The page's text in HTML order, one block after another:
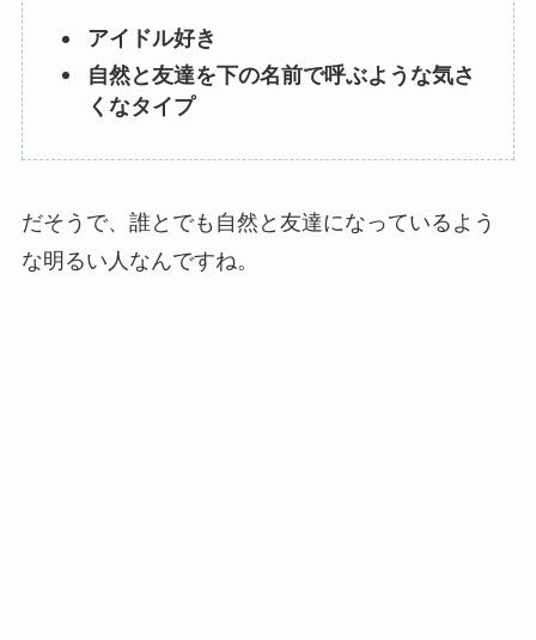
アイドル好き
自然と友達を下の名前で呼ぶような気さ
くなタイプ
だそうで、誰とでも自然と友達になっているよう
な明るい人なんですね。